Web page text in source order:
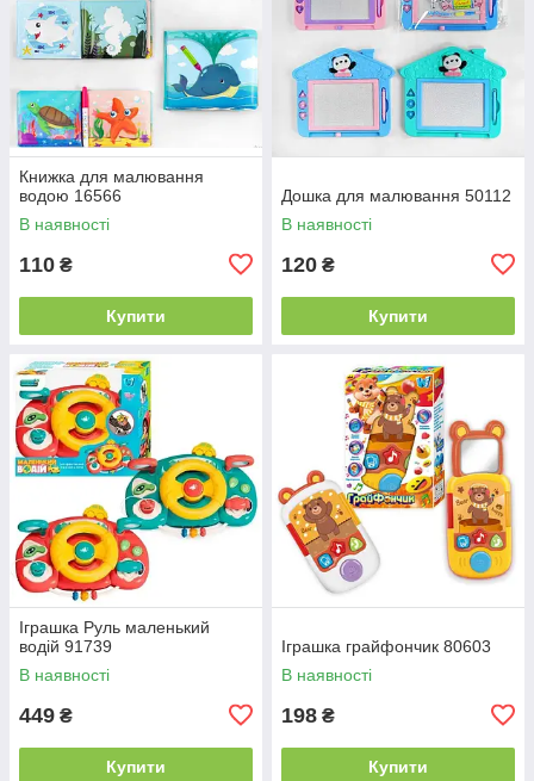
Книжка для малювання
водою 16566
В наявності
110 ₴
Купити
Дошка для малювання 50112
В наявності
120 ₴
Купити
Іграшка Руль маленький
водій 91739
В наявності
449 ₴
Купити
Іграшка грайфончик 80603
В наявності
198 ₴
Купити